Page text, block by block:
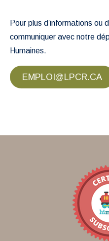
Pour plus d’informations ou
communiquer avec notre
Humaines.
EMPLOI@LPCR.CA